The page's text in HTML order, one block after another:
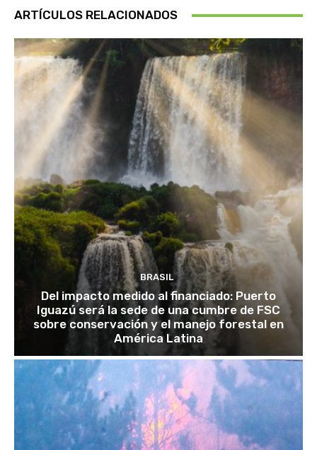
ARTÍCULOS RELACIONADOS
BRASIL
Del impacto medido al financiado: Puerto
Iguazú será la sede de una cumbre de FSC
sobre conservación y el manejo forestal en
América Latina